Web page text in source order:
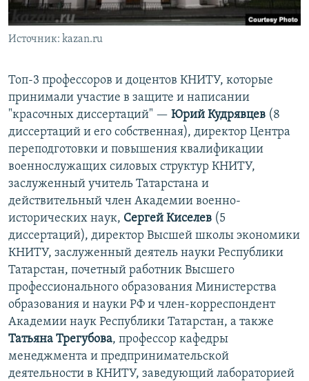
Источник: kazan.ru
Топ-3 профессоров и доцентов КНИТУ, которые
принимали участие в защите и написании
"красочных диссертаций" — Юрий Кудрявцев (8
диссертаций и его собственная), директор Центра
переподготовки и повышения квалификации
военнослужащих силовых структур КНИТУ,
заслуженный учитель Татарстана и
действительный член Академии военно-
исторических наук, Сергей Киселев (5
диссертаций), директор Высшей школы экономики
КНИТУ, заслуженный деятель науки Республики
Татарстан, почетный работник Высшего
профессионального образования Министерства
образования и науки РФ и член-корреспондент
Академии наук Республики Татарстан, а также
Татьяна Трегубова, профессор кафедры
менеджмента и предпринимательской
деятельности в КНИТУ, заведующий лабораторией